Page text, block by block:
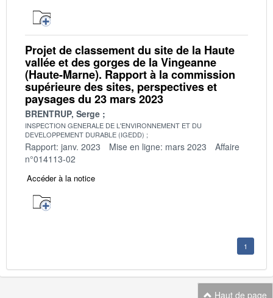
Projet de classement du site de la Haute
vallée et des gorges de la Vingeanne
(Haute-Marne). Rapport à la commission
supérieure des sites, perspectives et
paysages du 23 mars 2023
BRENTRUP, Serge
INSPECTION GENERALE DE L'ENVIRONNEMENT ET DU
DEVELOPPEMENT DURABLE (IGEDD)
Rapport: janv. 2023 Mise en ligne: mars 2023
Affaire
n°014113-02
Accéder à la notice
1
Haut de page